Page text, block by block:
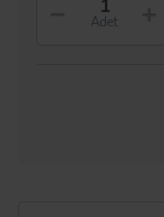
Adet